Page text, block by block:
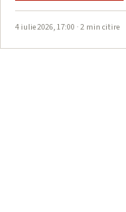
4 iulie 2026, 17:00 · 2 min citire